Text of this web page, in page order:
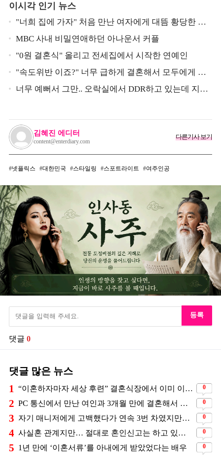
이시각 인기 뉴스
"너희 집에 가자" 처음 만난 여자에게 대뜸 황당한 요
구 했다는 MBC 아나운서
MBC 사내 비밀연애하던 아나운서 커플
"0원 결혼식" 올리고 전세집에서 시작한 연예인
"속도위반 이죠?" 너무 급하게 결혼해서 모두에게 의
심 받았던 스타
너무 예뻐서 그만.. 오락실에서 DDR하고 있는데 지나
김혜진 에디터
content@enterdiary.com
다른기사 보기
넷플릭스 대한민국 스타일링 스포트라이트 여주인공
등록
댓글 0
댓글 많은 뉴스
1 “이혼하자마자 세상 후련” 결혼식장에서 이미 이혼을 직감했었다는 배우 0
2 PC 통신에서 만난 여인과 3개월 만에 결혼해서 잘 살고 있는 배우 0
3 자기 매니저에게 고백했다가 연속 3번 차였지만… 결국 결혼에 성공한 배우 0
4 사실혼 관계지만… 절대로 혼인신고는 하고 있지 않다는 배우 0
5 1년 만에 ‘이혼서류’를 아내에게 받았었다는 배우 0